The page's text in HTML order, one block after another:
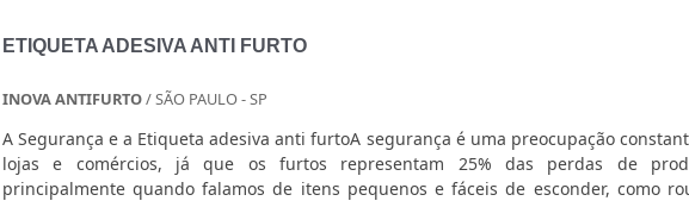
exposição das etiquetas adesivas às intempéries do tempo, é essencial
acabamento com verniz ultravioleta. Outra opção é o tratamento corona.A Mack
com o produto do cliente.Peça já uma cotação dos adesivos para empresas!
ETIQUETA ADESIVA ANTI FURTO
INOVA ANTIFURTO/ SÃO PAULO - SP
A Segurança e a Etiqueta adesiva anti furtoA segurança é uma preocupação
lojas e comércios, já que os furtos representam 25% das perdas de
principalmente quando falamos de itens pequenos e fáceis de esconder, como